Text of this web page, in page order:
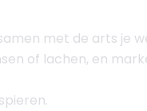
met de arts je
of lachen, en